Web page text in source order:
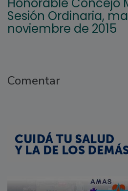
Sesión Ordinaria,
noviembre de 2015
Comentar